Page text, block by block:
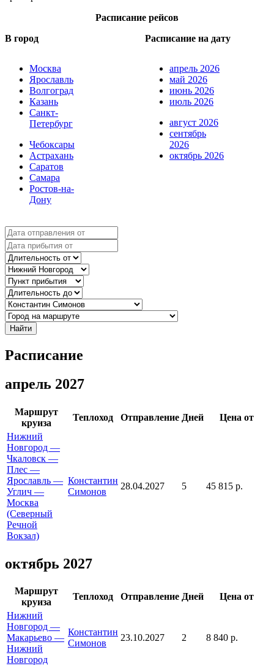
Расписание рейсов
В город
Расписание на дату
Москва
Ярославль
Волгоград
Казань
Санкт-
Петербург
Чебоксары
Астрахань
Саратов
Самара
Ростов-на-
Дону
апрель 2026
май 2026
июнь 2026
июль 2026
август 2026
сентябрь
2026
октябрь 2026
Найти
Расписание
апрель 2027
Маршрут
круиза
Теплоход Отправление Дней
Цена от
Нижний
Новгород —
Чкаловск —
Плес —
Ярославль —
Углич —
Москва
(Северный
Речной
Вокзал)
Константин
Симонов
28.04.2027 5 45 815 р.
октябрь 2027
Маршрут
круиза
Теплоход Отправление Дней
Цена от
Нижний
Новгород —
Макарьево —
Нижний
Новгород
Константин
Симонов
23.10.2027 2 8 840 р.